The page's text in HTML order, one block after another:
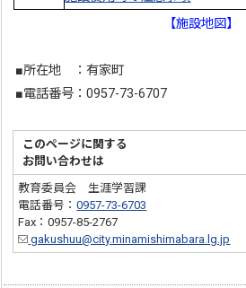
【施設地図】
■所在地 ：有家町
■電話番号：0957-73-6707
このページに関する
お問い合わせは
教育委員会 生涯学習課
電話番号：0957-73-6703
Fax：0957-85-2767
gakushuu@city.minamishimabara.lg.jp